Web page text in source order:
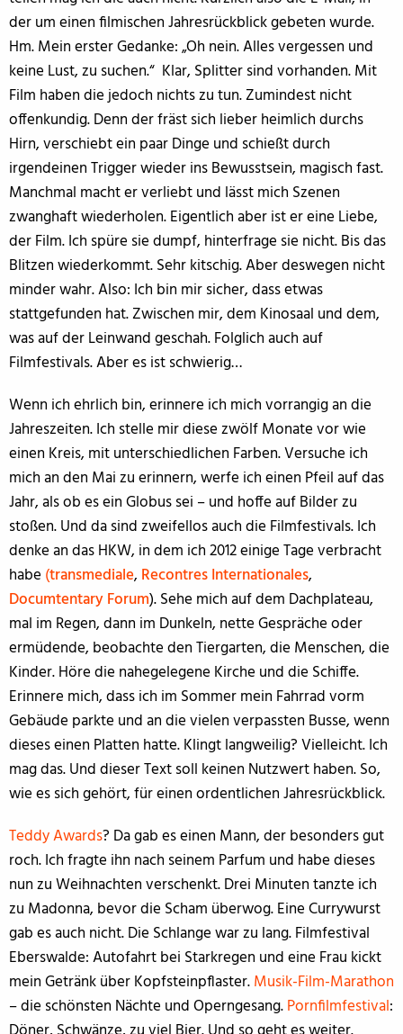
der um einen filmischen Jahresrückblick gebeten wurde.
Hm. Mein erster Gedanke: „Oh nein. Alles vergessen und
keine Lust, zu suchen.“ Klar, Splitter sind vorhanden. Mit
Film haben die jedoch nichts zu tun. Zumindest nicht
offenkundig. Denn der fräst sich lieber heimlich durchs
Hirn, verschiebt ein paar Dinge und schießt durch
irgendeinen Trigger wieder ins Bewusstsein, magisch fast.
Manchmal macht er verliebt und lässt mich Szenen
zwanghaft wiederholen. Eigentlich aber ist er eine Liebe,
der Film. Ich spüre sie dumpf, hinterfrage sie nicht. Bis das
Blitzen wiederkommt. Sehr kitschig. Aber deswegen nicht
minder wahr. Also: Ich bin mir sicher, dass etwas
stattgefunden hat. Zwischen mir, dem Kinosaal und dem,
was auf der Leinwand geschah. Folglich auch auf
Filmfestivals. Aber es ist schwierig…
Wenn ich ehrlich bin, erinnere ich mich vorrangig an die
Jahreszeiten. Ich stelle mir diese zwölf Monate vor wie
einen Kreis, mit unterschiedlichen Farben. Versuche ich
mich an den Mai zu erinnern, werfe ich einen Pfeil auf das
Jahr, als ob es ein Globus sei – und hoffe auf Bilder zu
stoßen. Und da sind zweifellos auch die Filmfestivals. Ich
denke an das HKW, in dem ich 2012 einige Tage verbracht
habe (transmediale, Recontres Internationales,
Documtentary Forum). Sehe mich auf dem Dachplateau,
mal im Regen, dann im Dunkeln, nette Gespräche oder
ermüdende, beobachte den Tiergarten, die Menschen, die
Kinder. Höre die nahegelegene Kirche und die Schiffe.
Erinnere mich, dass ich im Sommer mein Fahrrad vorm
Gebäude parkte und an die vielen verpassten Busse, wenn
dieses einen Platten hatte. Klingt langweilig? Vielleicht. Ich
mag das. Und dieser Text soll keinen Nutzwert haben. So,
wie es sich gehört, für einen ordentlichen Jahresrückblick.
Teddy Awards? Da gab es einen Mann, der besonders gut
roch. Ich fragte ihn nach seinem Parfum und habe dieses
nun zu Weihnachten verschenkt. Drei Minuten tanzte ich
zu Madonna, bevor die Scham überwog. Eine Currywurst
gab es auch nicht. Die Schlange war zu lang. Filmfestival
Eberswalde: Autofahrt bei Starkregen und eine Frau kickt
mein Getränk über Kopfsteinpflaster.Musik-Film-Marathon
– die schönsten Nächte und Operngesang.Pornfilmfestival: